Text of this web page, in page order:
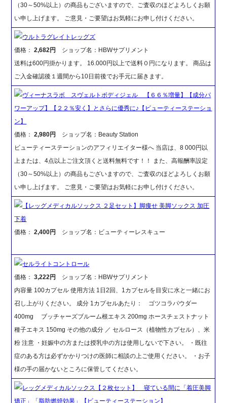
（30～50%以上）の商品もございますので、ご査収のほどよろしくお願
い申し上げます。 ご意見・ご要望はお気軽にお申し付けください。
ウルトラグレイトレッグズ
価格：2,682円
ショップ名：HBWサプリメント
送料は600円掛かります。 16.000円以上で送料０円になります。 商品は
ご入金確認後１週間から10日前後でお手元に届きます。
ヴィーナスラボ スヴェルトボディジェル 【６６％増量】【成分パ
ワーアップ】【２２％安く】とさらに優秀に♪【ビューティーステーショ
ン】
価格：2,980円
ショップ名：Beauty Station
ビューティーステーションのアフィリエイター様へ 当店は、8 000円以
上または、4点以上ご注文頂くと送料無料です！！ また、高報酬率設定
（30～50%以上）の商品もございますので、ご査収のほどよろしくお願
い申し上げます。 ご意見・ご要望はお気軽にお申し付けください。
【レッグメディカルソックス ２足セット】脚痩せ 美脚ソックス 加圧
下着
価格：2,400円 ショップ名：ビューティーレスキュー
セルライトコントロール
価格：3,222円
ショップ名：HBWサプリメント
内容量 100カプセル 使用方法 1日2回、1カプセルを目安に水と一緒にお
召し上がりください。 成分 1カプセルあたり： ゴツコラパウダー
400mg ブッチャーズブルーム根エキス 200mg ホースチェストナット
種子エキス 150mg その他の成分 ／ セルロース（植物性カプセル）、米
粉 注意 ・妊娠中の方または授乳中の方は使用しないで下さい。 ・既往
症のある方は必ずかかりつけの医師に相談の上ご使用ください。 ・お子
様の手の届かないところに保管してください。
レッグメディカルソックス【２枚セット】 寝ている間に「着圧美脚
矯正」「脂肪燃焼効果」【ビューティーステーション】